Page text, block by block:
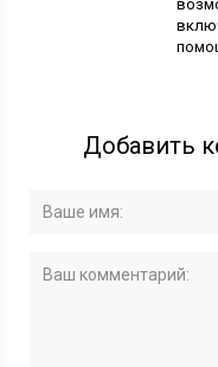
Добавить